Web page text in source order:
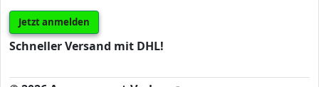
Jetzt anmelden
Schneller Versand mit DHL!